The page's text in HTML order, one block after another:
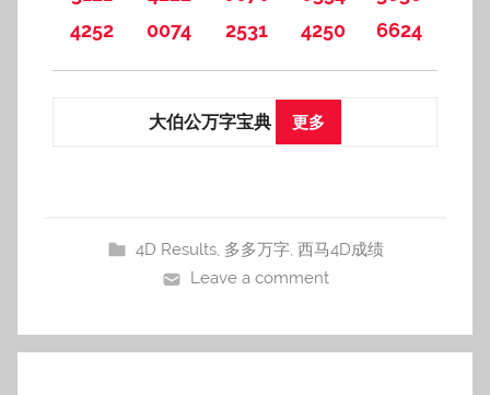
4252
0074 2531 4250 6624
大伯公万字宝典 更多
4D Results, 多多万字,西马4D成绩
Leave a comment